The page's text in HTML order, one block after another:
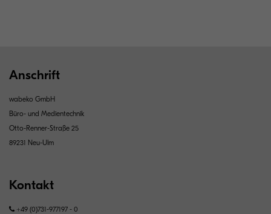
Anschrift
wabeko GmbH
Büro- und Medientechnik
Otto-Renner-Straße 25
89231 Neu-Ulm
Kontakt
+49 (0)731-977197 - 0